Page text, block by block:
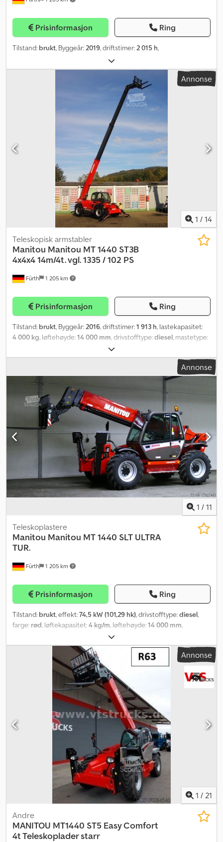
Prisinformasjon Ring
Tilstand: brukt, Byggeår:2019, driftstimer:2 015 h,
Annonse
1 / 14
Fürth 1 205 km
Teleskopisk armstabler
Manitou Manitou MT 1440 ST3B
4x4x4 14m/4t. vgl. 1335 / 102 PS
Prisinformasjon Ring
Tilstand: brukt, Byggeår:2016, driftstimer:1 913 h, lastekapasitet:
4 000 kg, løftehøyde:14 000 mm, drivstofftype:diesel, mastetype:
2 500 mm
total lengde:7 330 mm, farge:rød, Utstyr:firehjulsdrift,
frontbeskyttelse, førerhus, hodebeskytter, palle gafler,
tilhengerkobling,
Annonse
1 / 11
Fürth 1 205 km
Teleskoplastere
Manitou Manitou MT 1440 SLT ULTRA
TUR.
Prisinformasjon Ring
Tilstand: brukt, effekt:74,5 kW (101,29 hk), drivstofftype:diesel,
farge: rød, løftekapasitet:4 kg/m, løftehøyde:14 000 mm,
, dekktilstand:
teleskopisk, Byggeår:2007, driftstimer:1 048 h, Utstyr:
firehjulsdrift, førerhus, palle gafler
Annonse
1 / 21
Andre
MANITOU MT1440 ST5 Easy Comfort
4t Teleskoplader starr